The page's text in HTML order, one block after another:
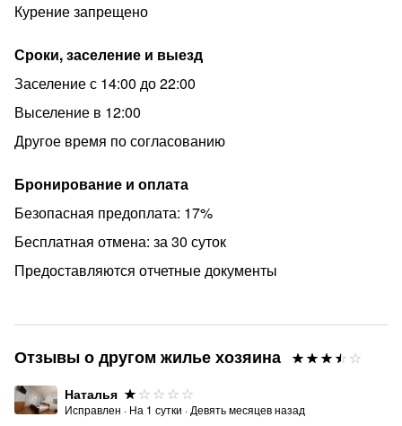
Курение запрещено
Сроки, заселение и выезд
Заселение с 14:00 до 22:00
Выселение в 12:00
Другое время по согласованию
Бронирование и оплата
Безопасная предоплата: 17%
Бесплатная отмена: за 30 суток
Предоставляются отчетные документы
Отзывы о другом жилье хозяина
Наталья
Исправлен · На 1 сутки · Девять месяцев назад